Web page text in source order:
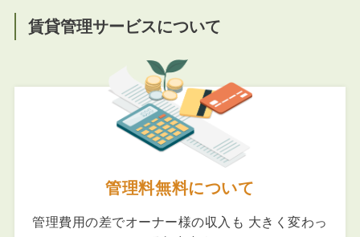
賃貸管理サービスについて
管理料無料について
管理費用の差でオーナー様の収入も 大きく変わっ